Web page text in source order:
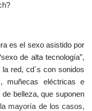
es el sexo asistido por
de alta tecnología”,
red, cd´s con sonidos
muñecas eléctricas e
belleza, que suponen
mayoría de los casos,